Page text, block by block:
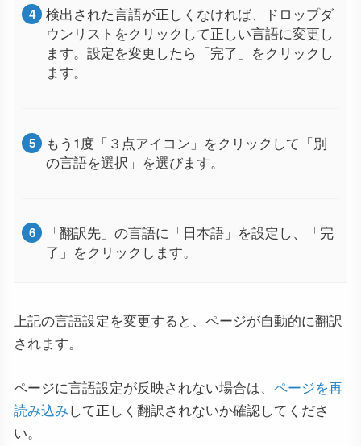
検出された言語が正しくなければ、ドロップダ
ウンリストをクリックして正しい言語に変更し
ます。設定を変更したら「完了」をクリックし
ます。
もう1度「３点アイコン」をクリックして「別
の言語を選択」を選びます。
「翻訳先」の言語に「日本語」を設定し、「完
了」をクリックします。
上記の言語設定を変更すると、ページが自動的に翻訳
されます。
ページに言語設定が反映されない場合は、 ページを再
読み込みして正しく翻訳されないか確認してくださ
い。